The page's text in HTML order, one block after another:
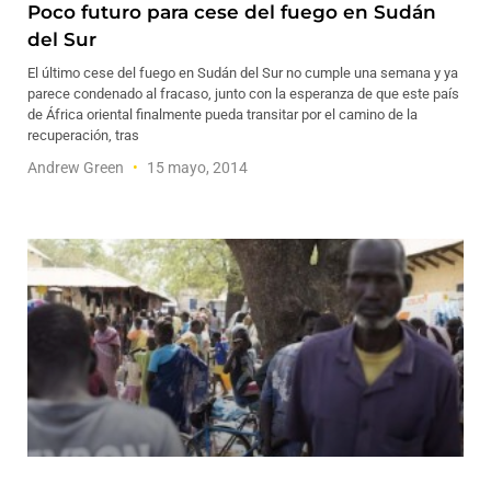
Poco futuro para cese del fuego en Sudán
del Sur
El último cese del fuego en Sudán del Sur no cumple una semana y ya
parece condenado al fracaso, junto con la esperanza de que este país
de África oriental finalmente pueda transitar por el camino de la
recuperación, tras
Andrew Green 15 mayo, 2014